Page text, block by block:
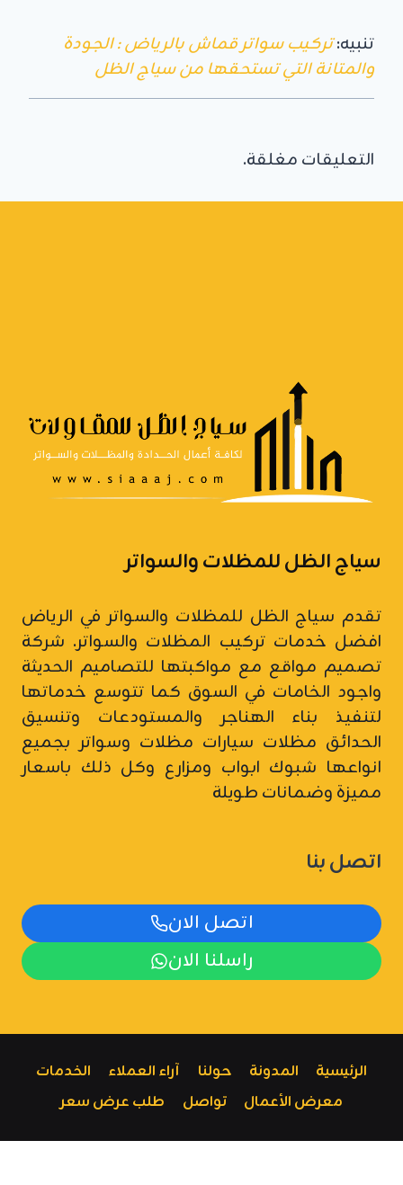
تنبيه:تركيب سواتر قماش بالرياض : الجودة
والمتانة التي تستحقها من سياج الظل
التعليقات مغلقة.
سياج الظل للمظلات والسواتر
تقدم سياج الظل للمظلات والسواتر في الرياض
افضل خدمات تركيب المظلات والسواتر. شركة
تصميم مواقع مع مواكبتها للتصاميم الحديثة
واجود الخامات في السوق كما تتوسع خدماتها
لتنفيذ بناء الهناجر والمستودعات وتنسيق
الحدائق مظلات سيارات مظلات وسواتر بجميع
انواعها شبوك ابواب ومزارع وكل ذلك باسعار
مميزة وضمانات طويلة
اتصل بنا
اتصل الان
راسلنا الان
الرئيسية المدونة حولنا آراء العملاء
الخدمات
معرض الأعمال
تواصل طلب عرض سعر